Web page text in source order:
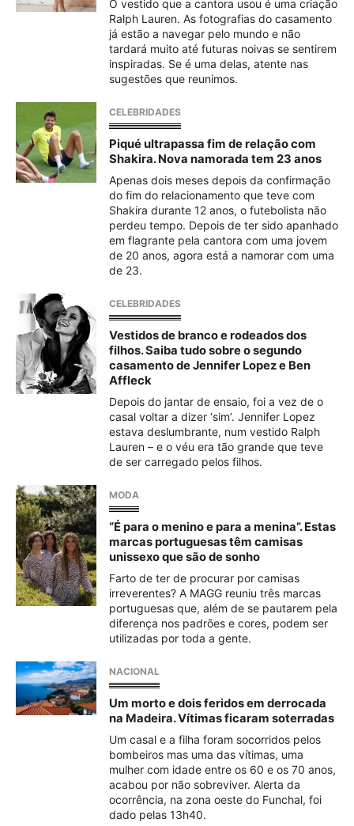
O vestido que a cantora usou é uma criação
Ralph Lauren. As fotografias do casamento
já estão a navegar pelo mundo e não
tardará muito até futuras noivas se sentirem
inspiradas. Se é uma delas, atente nas
sugestões que reunimos.
CELEBRIDADES
Piqué ultrapassa fim de relação com
Shakira. Nova namorada tem 23 anos
Apenas dois meses depois da confirmação
do fim do relacionamento que teve com
Shakira durante 12 anos, o futebolista não
perdeu tempo. Depois de ter sido apanhado
em flagrante pela cantora com uma jovem
de 20 anos, agora está a namorar com uma
de 23.
CELEBRIDADES
Vestidos de branco e rodeados dos
filhos. Saiba tudo sobre o segundo
casamento de Jennifer Lopez e Ben
Affleck
Depois do jantar de ensaio, foi a vez de o
casal voltar a dizer ‘sim’. Jennifer Lopez
estava deslumbrante, num vestido Ralph
Lauren – e o véu era tão grande que teve
de ser carregado pelos filhos.
MODA
“É para o menino e para a menina”. Estas
marcas portuguesas têm camisas
unissexo que são de sonho
Farto de ter de procurar por camisas
irreverentes? A MAGG reuniu três marcas
portuguesas que, além de se pautarem pela
diferença nos padrões e cores, podem ser
utilizadas por toda a gente.
NACIONAL
Um morto e dois feridos em derrocada
na Madeira. Vítimas ficaram soterradas
Um casal e a filha foram socorridos pelos
bombeiros mas uma das vítimas, uma
mulher com idade entre os 60 e os 70 anos,
acabou por não sobreviver. Alerta da
ocorrência, na zona oeste do Funchal, foi
dado pelas 13h40.